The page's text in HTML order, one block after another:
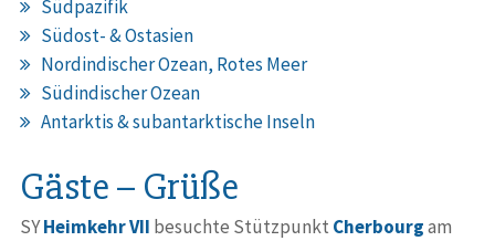
Südpazifik
Südost- & Ostasien
Nordindischer Ozean, Rotes Meer
Südindischer Ozean
Antarktis & subantarktische Inseln
Gäste – Grüße
SYHeimkehr VII besuchte Stützpunkt Cherbourgam